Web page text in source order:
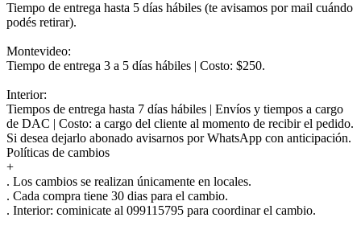
Tiempo de entrega hasta 5 días hábiles (te avisamos por mail cuándo
podés retirar).
Montevideo:
Tiempo de entrega 3 a 5 días hábiles | Costo: $250.
Interior:
Tiempos de entrega hasta 7 días hábiles | Envíos y tiempos a cargo
de DAC | Costo: a cargo del cliente al momento de recibir el pedido.
Si desea dejarlo abonado avisarnos por WhatsApp con anticipación.
Políticas de cambios
+
. Los cambios se realizan únicamente en locales.
. Cada compra tiene 30 dias para el cambio.
. Interior: cominicate al 099115795 para coordinar el cambio.